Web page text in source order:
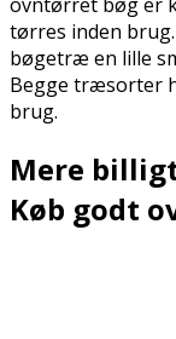
tørres inden
bøgetræ en lille
Begge træsorter
brug.
Mere
Køb godt